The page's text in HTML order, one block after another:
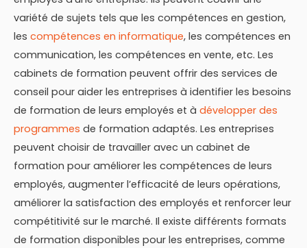
variété de sujets tels que les compétences en gestion,
les compétences en informatique, les compétences en
communication, les compétences en vente, etc. Les
cabinets de formation peuvent offrir des services de
conseil pour aider les entreprises à identifier les besoins
de formation de leurs employés et à développer des
programmes de formation adaptés. Les entreprises
peuvent choisir de travailler avec un cabinet de
formation pour améliorer les compétences de leurs
employés, augmenter l’efficacité de leurs opérations,
améliorer la satisfaction des employés et renforcer leur
compétitivité sur le marché. Il existe différents formats
de formation disponibles pour les entreprises, comme